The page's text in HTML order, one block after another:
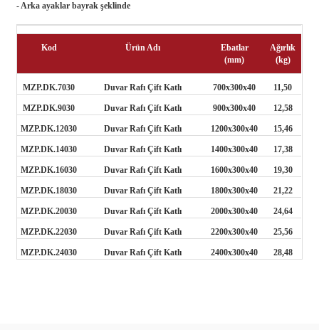
- Arka ayaklar bayrak şeklinde
Kod Ürün Adı
Ebatlar
(mm)
Ağırlık
(kg)
MZP.DK.7030 Duvar Rafı Çift Katlı 700x300x40 11,50
MZP.DK.9030 Duvar Rafı Çift Katlı 900x300x40 12,58
MZP.DK.12030 Duvar Rafı Çift Katlı 1200x300x40 15,46
MZP.DK.14030 Duvar Rafı Çift Katlı 1400x300x40 17,38
MZP.DK.16030 Duvar Rafı Çift Katlı 1600x300x40 19,30
MZP.DK.18030 Duvar Rafı Çift Katlı 1800x300x40 21,22
MZP.DK.20030 Duvar Rafı Çift Katlı 2000x300x40 24,64
MZP.DK.22030 Duvar Rafı Çift Katlı 2200x300x40 25,56
MZP.DK.24030 Duvar Rafı Çift Katlı 2400x300x40 28,48